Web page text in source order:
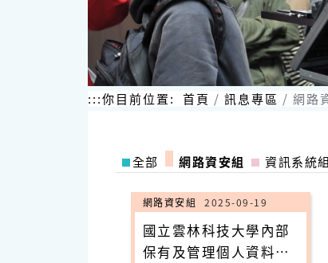
:::你目前位置: 首頁 訊息專區 網路
全部 網路資安組 資訊系統組
網路資安組 2025-09-19
國立雲林科技⼤學內部
保有及管理個⼈資料項